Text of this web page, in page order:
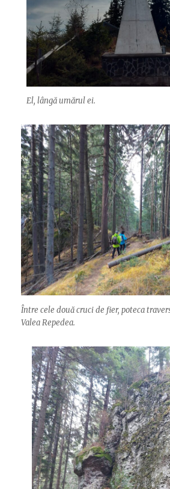
El, lângă umărul ei.
Între cele două cruci de fier, poteca
Valea Repedea.